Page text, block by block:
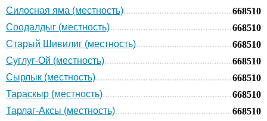
Силосная яма (местность)
668510
Соодалдыг (местность)
668510
Старый Шивилиг (местность)
668510
Суглуг-Ой (местность)
668510
Сырлык (местность)
668510
Тараскыр (местность)
668510
Тарлаг-Аксы (местность)
668510